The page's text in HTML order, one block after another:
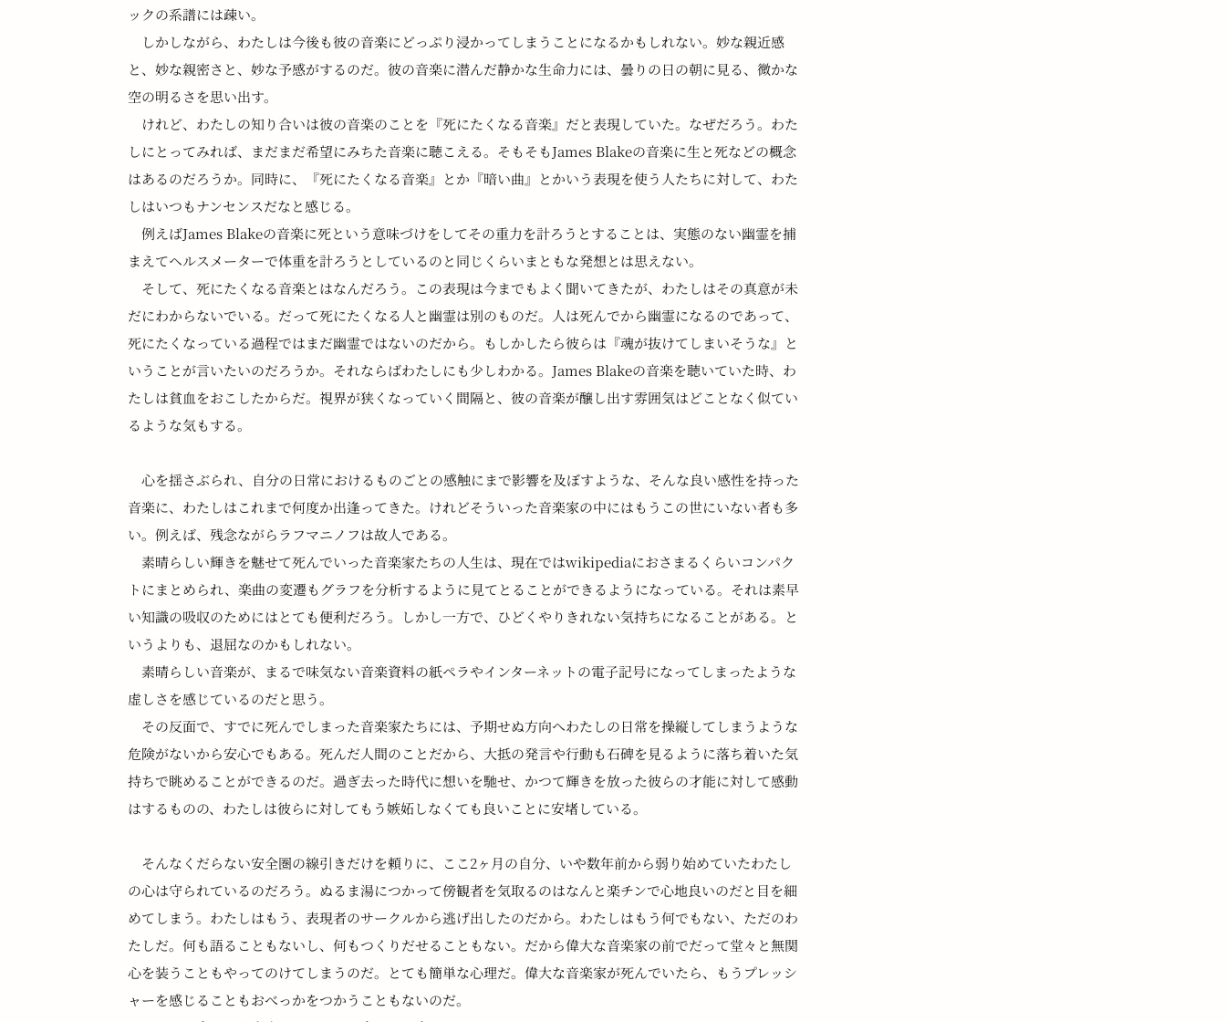
ックの系譜には疎い。
しかしながら、わたしは今後も彼の音楽にどっぷり浸かってしまうことになるかもしれない。妙な親近感
と、妙な親密さと、妙な予感がするのだ。彼の音楽に潜んだ静かな生命力には、曇りの日の朝に見る、微かな
空の明るさを思い出す。
けれど、わたしの知り合いは彼の音楽のことを『死にたくなる音楽』だと表現していた。なぜだろう。わた
しにとってみれば、まだまだ希望にみちた音楽に聴こえる。そもそもJames Blakeの音楽に生と死などの概念
はあるのだろうか。同時に、『死にたくなる音楽』とか『暗い曲』とかいう表現を使う人たちに対して、わた
しはいつもナンセンスだなと感じる。
例えばJames Blakeの音楽に死という意味づけをしてその重力を計ろうとすることは、実態のない幽霊を捕
まえてヘルスメーターで体重を計ろうとしているのと同じくらいまともな発想とは思えない。
そして、死にたくなる音楽とはなんだろう。この表現は今までもよく聞いてきたが、わたしはその真意が未
だにわからないでいる。だって死にたくなる人と幽霊は別のものだ。人は死んでから幽霊になるのであって、
死にたくなっている過程ではまだ幽霊ではないのだから。もしかしたら彼らは『魂が抜けてしまいそうな』と
いうことが言いたいのだろうか。それならばわたしにも少しわかる。James Blakeの音楽を聴いていた時、わ
たしは貧血をおこしたからだ。視界が狭くなっていく間隔と、彼の音楽が醸し出す雰囲気はどことなく似てい
るような気もする。
心を揺さぶられ、自分の日常におけるものごとの感触にまで影響を及ぼすような、そんな良い感性を持った
音楽に、わたしはこれまで何度か出逢ってきた。けれどそういった音楽家の中にはもうこの世にいない者も多
い。例えば、残念ながらラフマニノフは故人である。
素晴らしい輝きを魅せて死んでいった音楽家たちの人生は、現在ではwikipediaにおさまるくらいコンパク
トにまとめられ、楽曲の変遷もグラフを分析するように見てとることができるようになっている。それは素早
い知識の吸収のためにはとても便利だろう。しかし一方で、ひどくやりきれない気持ちになることがある。と
いうよりも、退屈なのかもしれない。
素晴らしい音楽が、まるで味気ない音楽資料の紙ペラやインターネットの電子記号になってしまったような
虚しさを感じているのだと思う。
その反面で、すでに死んでしまった音楽家たちには、予期せぬ方向へわたしの日常を操縦してしまうような
危険がないから安心でもある。死んだ人間のことだから、大抵の発言や行動も石碑を見るように落ち着いた気
持ちで眺めることができるのだ。過ぎ去った時代に想いを馳せ、かつて輝きを放った彼らの才能に対して感動
はするものの、わたしは彼らに対してもう嫉妬しなくても良いことに安堵している。
そんなくだらない安全圏の線引きだけを頼りに、ここ2ヶ月の自分、いや数年前から弱り始めていたわたし
の心は守られているのだろう。ぬるま湯につかって傍観者を気取るのはなんと楽チンで心地良いのだと目を細
めてしまう。わたしはもう、表現者のサークルから逃げ出したのだから。わたしはもう何でもない、ただのわ
たしだ。何も語ることもないし、何もつくりだせることもない。だから偉大な音楽家の前でだって堂々と無関
心を装うこともやってのけてしまうのだ。とても簡単な心理だ。偉大な音楽家が死んでいたら、もうプレッシ
ャーを感じることもおべっかをつかうこともないのだ。